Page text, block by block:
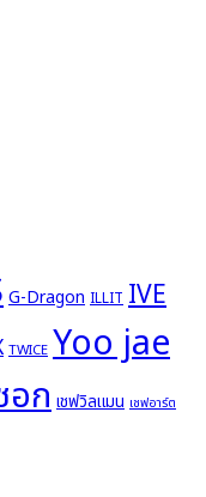
G-Dragon ILLIT IVE
TWICE Yoo jae
อกเชฟวิลแมน เชฟอาร์ต